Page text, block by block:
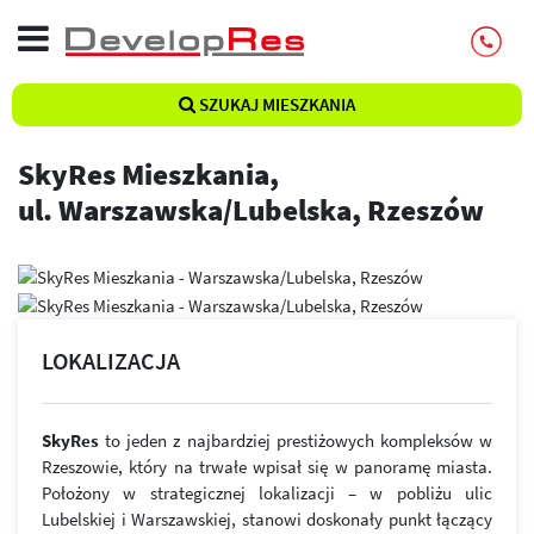
SZUKAJ MIESZKANIA
SkyRes Mieszkania,
ul. Warszawska/Lubelska, Rzeszów
LOKALIZACJA
SkyRes to jeden z najbardziej prestiżowych kompleksów w
Rzeszowie, który na trwałe wpisał się w panoramę miasta.
Położony w strategicznej lokalizacji – w pobliżu ulic
Lubelskiej i Warszawskiej, stanowi doskonały punkt łączący